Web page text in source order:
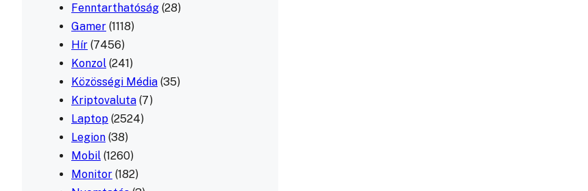
Fenntarthatóság (28)
Gamer (1118)
Hír (7456)
Konzol (241)
Közösségi Média (35)
Kriptovaluta (7)
Laptop (2524)
Legion (38)
Mobil (1260)
Monitor (182)